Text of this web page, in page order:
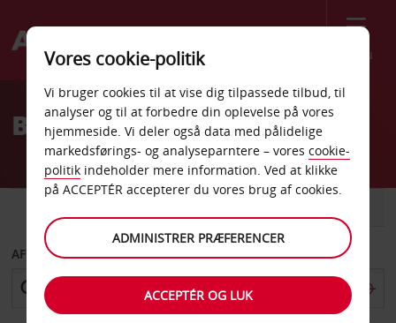
Menu
Welcome
AvisBilleje El Paso
AFHENT FRA
Vores cookie-politik
Vi bruger cookies til at vise dig tilpassede tilbud, til
analyser og til at forbedre din oplevelse på vores
hjemmeside. Vi deler også data med pålidelige
markedsførings- og analyseparntere – vores cookie-
politik indeholder mere information. Ved at klikke
på ACCEPTÉR accepterer du vores brug af cookies.
ADMINISTRER PRÆFERENCER
ACCEPTÉR OG LUK